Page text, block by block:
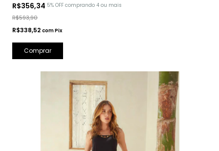
R$356,34 5% OFF comprando 4 ou mais
R$593,90
R$338,52 comPix
Comprar